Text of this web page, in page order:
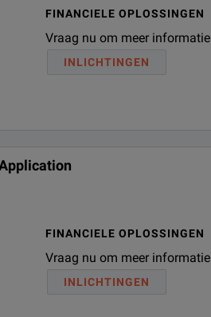
FINANCIELE OPLOSSINGEN
Vraag nu om meer informatie
INLICHTINGEN
FINANCIELE OPLOSSINGEN
Vraag nu om meer informatie
INLICHTINGEN